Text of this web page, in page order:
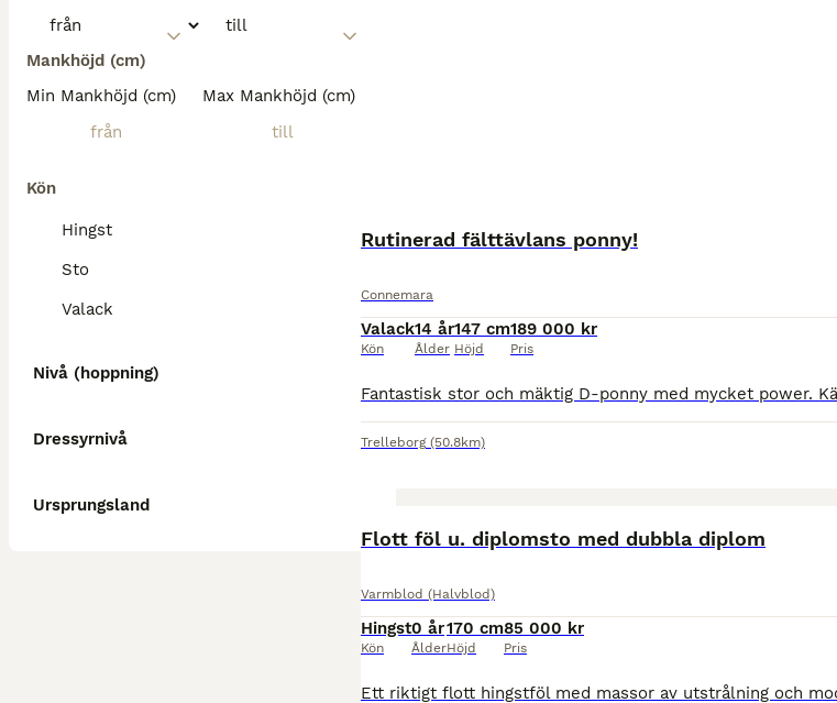
Mankhöjd (cm)
Min Mankhöjd (cm)
Max Mankhöjd (cm)
Kön
Hingst
Sto
Valack
Nivå (hoppning)
Dressyrnivå
Ursprungsland
Rutinerad fälttävlans ponny!
Connemara
Valack
Kön
14 år
Ålder
147 cm
Höjd
189 000 kr
Pris
Trelleborg (50.8km)
Flott föl u. diplomsto med dubbla diplom
Varmblod (Halvblod)
Hingst
Kön
0 år
Ålder
170 cm
Höjd
85 000 kr
Pris